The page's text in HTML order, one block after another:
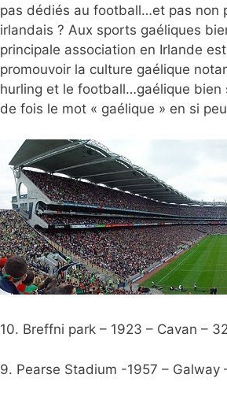
pas dédiés au football…et pas non
irlandais ? Aux sports gaéliques
principale association en Irlande
promouvoir la culture gaélique
hurling et le football…gaélique bien
de fois le mot « gaélique » en si
10. Breffni park – 1923 – Cavan –
9. Pearse Stadium -1957 –